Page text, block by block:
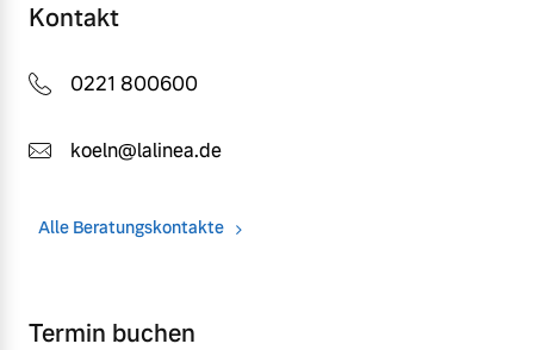
Kontakt
0221 800600
koeln@lalinea.de
Alle Beratungskontakte
Termin buchen